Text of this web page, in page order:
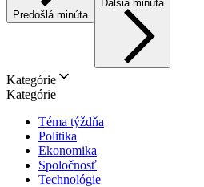
Predošlá minúta
Ďalšia minúta
Kategórie
Kategórie
Téma týždňa
Politika
Ekonomika
Spoločnosť
Technológie